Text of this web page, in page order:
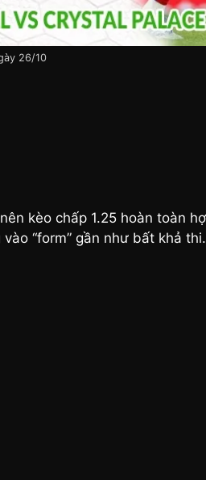
26/10
kèo chấp 1.25 hoàn toàn
“form” gần như bất khả thi.